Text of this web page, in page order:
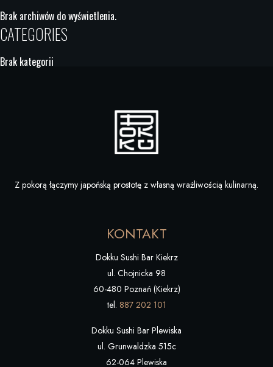
Brak archiwów do wyświetlenia.
CATEGORIES
Brak kategorii
KONTAKT
Dokku Sushi Bar Kiekrz
ul. Chojnicka 98
60-480 Poznań (Kiekrz)
tel. 887 202 101
Dokku Sushi Bar Plewiska
ul. Grunwaldzka 515c
62-064 Plewiska
Z pokorą łączymy japońską prostotę z własną wrażliwością kulinarną.